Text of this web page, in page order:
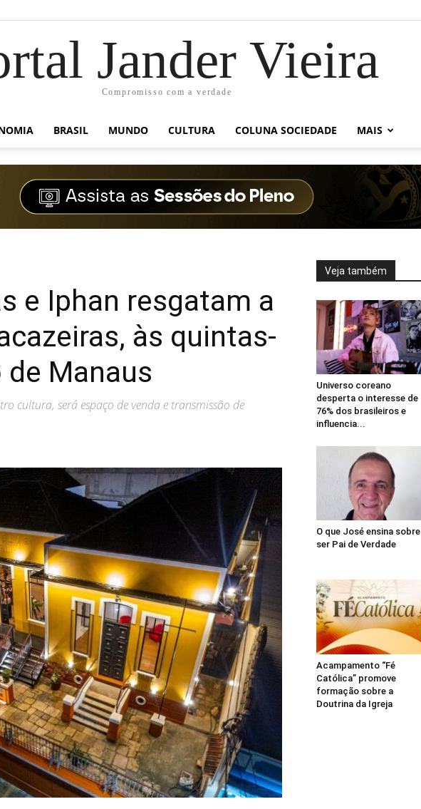
Jander Vieira
Compromisso com a verdade
BRASIL MUNDO CULTURA COLUNA SOCIEDADE MAIS
e Iphan resgatam a
às quintas-
Manaus
cultura, será espaço de venda e transmissão de
Veja também
Universo coreano
desperta o interesse de
76% dos brasileiros e
influencia...
O que José ensina sobre
ser Pai de Verdade
Acampamento “Fé
Católica” promove
formação sobre a
Doutrina da Igreja